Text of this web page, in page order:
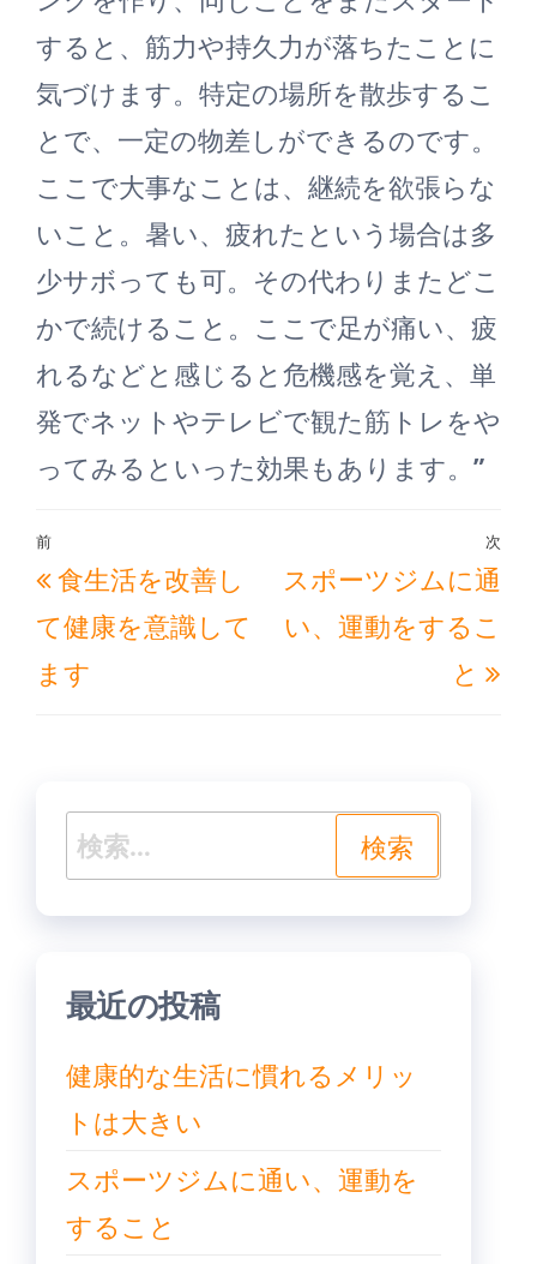
すると、筋力や持久力が落ちたことに
気づけます。特定の場所を散歩するこ
とで、一定の物差しができるのです。
ここで大事なことは、継続を欲張らな
いこと。暑い、疲れたという場合は多
少サボっても可。その代わりまたどこ
かで続けること。ここで足が痛い、疲
れるなどと感じると危機感を覚え、単
発でネットやテレビで観た筋トレをや
ってみるといった効果もあります。”
投
稿
ナ
ビ
ョ
過
去
の
投
前
食生活を改善し
て健康を意識して
ます
次
次
スポーツジムに通
い、運動をするこ
と
検
索:
最近の投稿
健康的な生活に慣れるメリッ
トは大きい
スポーツジムに通い、運動を
すること